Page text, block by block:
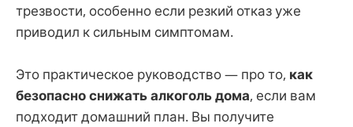
трезвости, особенно если резкий отказ уже
приводил к сильным симптомам.
Это практическое руководство — про то, как
безопасно снижать алкоголь дома, если вам
подходит домашний план. Вы получите